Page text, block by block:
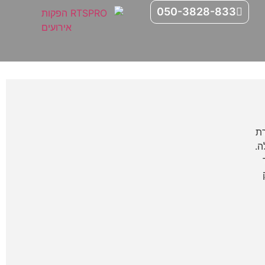
050-3828-833